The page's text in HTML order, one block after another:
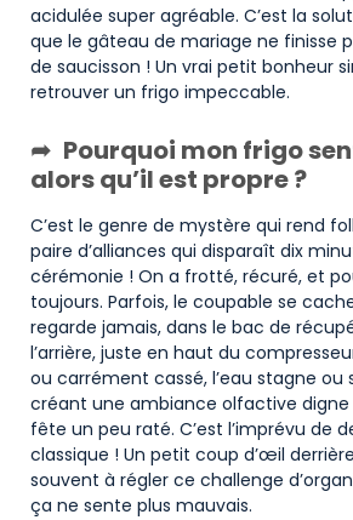
acidulée super agréable. C’est la
que le gâteau de mariage ne finisse
de saucisson ! Un vrai petit bonheur
retrouver un frigo impeccable.
Pourquoi mon frigo
alors qu’il est propre ?
C’est le genre de mystère qui rend
paire d’alliances qui disparaît dix
cérémonie ! On a frotté, récuré, et
toujours. Parfois, le coupable se
regarde jamais, dans le bac de
l’arrière, juste en haut du
ou carrément cassé, l’eau stagne ou
créant une ambiance olfactive digne
fête un peu raté. C’est l’imprévu de
classique ! Un petit coup d’œil
souvent à régler ce challenge
ça ne sente plus mauvais.